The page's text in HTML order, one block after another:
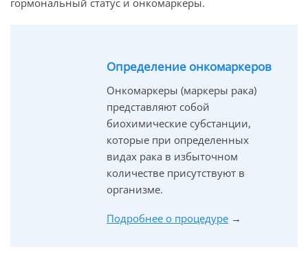
Определение онкомаркеров
Онкомаркеры (маркеры рака)
представляют собой
биохимические субстанции,
которые при определенных
видах рака в избыточном
количестве присутствуют в
организме.
Подробнее о процедуре →